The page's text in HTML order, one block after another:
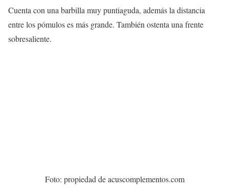
Cuenta con una barbilla muy puntiaguda, además la distancia
entre los pómulos es más grande. También ostenta una frente
sobresaliente.
Foto: propiedad de acuscomplementos.com